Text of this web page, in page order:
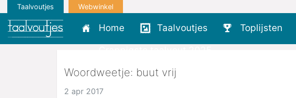
Taalvoutjes Webwinkel
Home Taalvoutjes Toplijsten
Woordweetje: buut vrij
2 apr 2017